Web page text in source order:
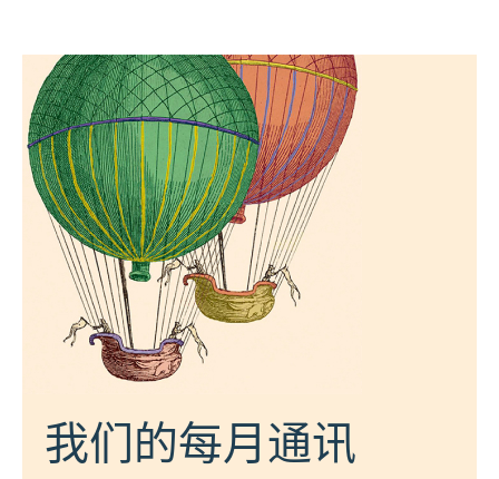
我们的每月通讯